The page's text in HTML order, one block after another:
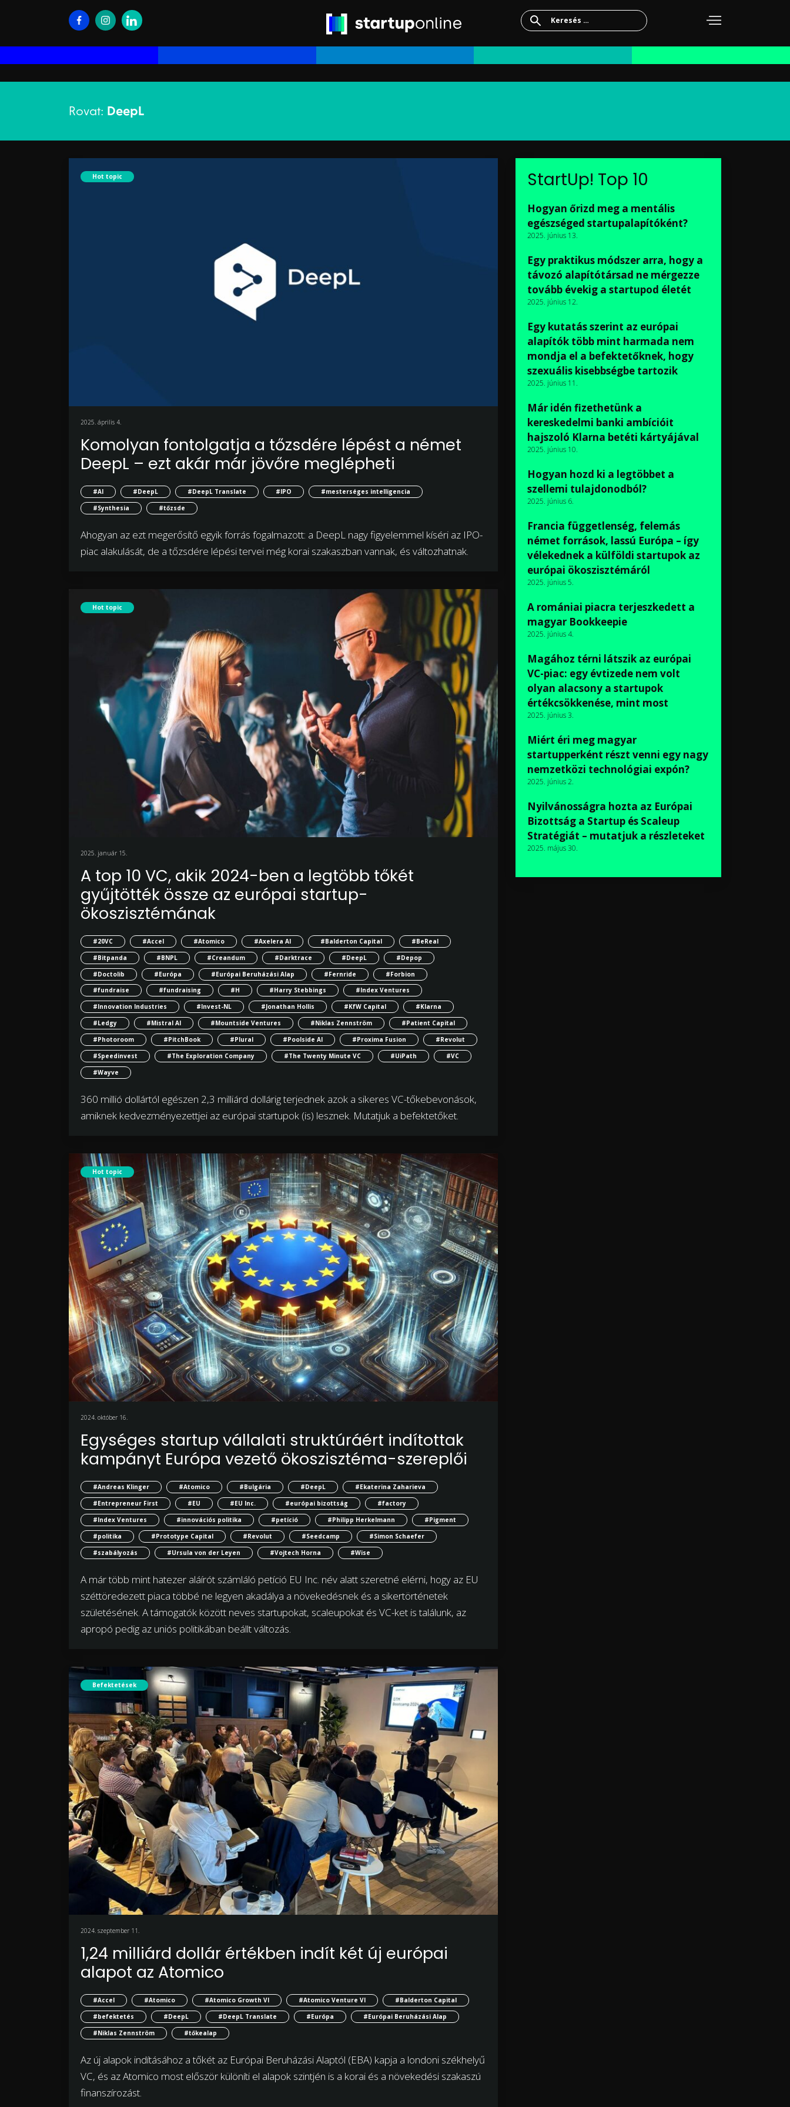
Keresés:
Rovat: DeepL
Hot topic
2025. április 4.
Komolyan fontolgatja a tőzsdére lépést a német
DeepL – ezt akár már jövőre meglépheti
#AI #DeepL #DeepL Translate #IPO
#mesterséges intelligencia
#Synthesia
#tőzsde
Ahogyan az ezt megerősítő egyik forrás fogalmazott: a DeepL nagy figyelemmel kíséri az IPO-
piac alakulását, de a tőzsdére lépési tervei még korai szakaszban vannak, és változhatnak.
Hot topic
2025. január 15.
A top 10 VC, akik 2024-ben a legtöbb tőkét
gyűjtötték össze az európai startup-
ökoszisztémának
#20VC #Accel #Atomico #Axelera AI #Balderton Capital
#BeReal
#Bitpanda
#BNPL #Creandum #Darktrace #DeepL
#Depop
#Doctolib
#Európa #Európai Beruházási Alap #Fernride
#Forbion
#fundraise
#fundraising #H #Harry Stebbings
#Index Ventures
#Innovation Industries
#Invest-NL #Jonathan Hollis #KfW Capital
#Klarna
#Ledgy
#Mistral AI #Mountside Ventures #Niklas Zennström
#Patient Capital
#Photoroom
#PitchBook #Plural #Poolside AI #Proxima Fusion
#Revolut
#Speedinvest
#The Exploration Company #The Twenty Minute VC #UiPath
#VC
#Wayve
360 millió dollártól egészen 2,3 milliárd dollárig terjednek azok a sikeres VC-tőkebevonások,
amiknek kedvezményezettjei az európai startupok (is) lesznek. Mutatjuk a befektetőket.
Hot topic
2024. október 16.
Egységes startup vállalati struktúráért indítottak
kampányt Európa vezető ökoszisztéma-szereplői
#Andreas Klinger #Atomico #Bulgária #DeepL
#Ekaterina Zaharieva
#Entrepreneur First
#EU #EU Inc. #európai bizottság
#factory
#Index Ventures
#innovációs politika #petíció #Philipp Herkelmann
#Pigment
#politika
#Prototype Capital #Revolut #Seedcamp
#Simon Schaefer
#szabályozás
#Ursula von der Leyen #Vojtech Horna #Wise
A már több mint hatezer aláírót számláló petíció EU Inc. név alatt szeretné elérni, hogy az EU
széttöredezett piaca többé ne legyen akadálya a növekedésnek és a sikertörténetek
születésének. A támogatók között neves startupokat, scaleupokat és VC-ket is találunk, az
apropó pedig az uniós politikában beállt változás.
Befektetések
2024. szeptember 11.
1,24 milliárd dollár értékben indít két új európai
alapot az Atomico
#Accel #Atomico #Atomico Growth VI #Atomico Venture VI
#Balderton Capital
#befektetés
#DeepL #DeepL Translate #Európa
#Európai Beruházási Alap
#Niklas Zennström
#tőkealap
Az új alapok indításához a tőkét az Európai Beruházási Alaptól (EBA) kapja a londoni székhelyű
VC, és az Atomico most először különíti el alapok szintjén is a korai és a növekedési szakaszú
finanszírozást.
StartUp! Top 10
Hogyan őrizd meg a mentális
egészséged startupalapítóként?
2025. június 13.
Egy praktikus módszer arra, hogy a
távozó alapítótársad ne mérgezze
tovább évekig a startupod életét
2025. június 12.
Egy kutatás szerint az európai
alapítók több mint harmada nem
mondja el a befektetőknek, hogy
szexuális kisebbségbe tartozik
2025. június 11.
Már idén fizethetünk a
kereskedelmi banki ambícióit
hajszoló Klarna betéti kártyájával
2025. június 10.
Hogyan hozd ki a legtöbbet a
szellemi tulajdonodból?
2025. június 6.
Francia függetlenség, felemás
német források, lassú Európa – így
vélekednek a külföldi startupok az
európai ökoszisztémáról
2025. június 5.
A romániai piacra terjeszkedett a
magyar Bookkeepie
2025. június 4.
Magához térni látszik az európai
VC-piac: egy évtizede nem volt
olyan alacsony a startupok
értékcsökkenése, mint most
2025. június 3.
Miért éri meg magyar
startupperként részt venni egy nagy
nemzetközi technológiai expón?
2025. június 2.
Nyilvánosságra hozta az Európai
Bizottság a Startup és Scaleup
Stratégiát – mutatjuk a részleteket
2025. május 30.